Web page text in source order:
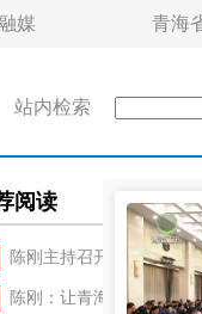
媒 青海
站内检索
阅读
陈刚主持召开全省学校思
陈刚：让青海湖成为大